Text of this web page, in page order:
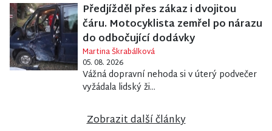
Předjížděl přes zákaz i dvojitou
čáru. Motocyklista zemřel po nárazu
do odbočující dodávky
Martina Škrabálková
05. 08. 2026
Vážná dopravní nehoda si v úterý podvečer
vyžádala lidský ži...
Zobrazit další články